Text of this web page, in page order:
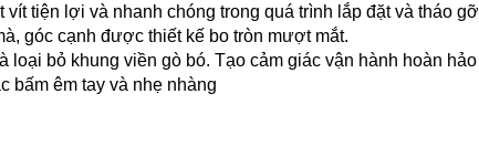
vít tiện lợi và nhanh chóng trong quá trình lắp đặt và tháo gỡ
góc cạnh được thiết kế bo tròn mượt mắt.
bỏ khung viền gò bó. Tạo cảm giác vận hành hoàn hảo
bấm êm tay và nhẹ nhàng